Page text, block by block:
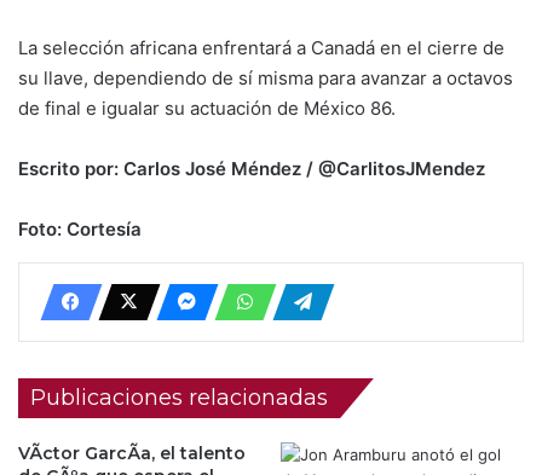
La selección africana enfrentará a Canadá en el cierre de
su llave, dependiendo de sí misma para avanzar a octavos
de final e igualar su actuación de México 86.
Escrito por: Carlos José Méndez / @CarlitosJMendez
Foto: Cortesía
Publicaciones relacionadas
VÃ­ctor GarcÃ­a, el talento